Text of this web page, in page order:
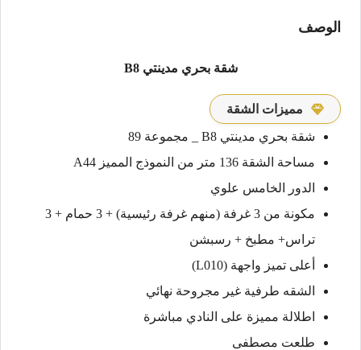
الوصف
شقة بحري مدينتي B8
مميزات الشقة
شقة بحري مدينتي B8 _ مجموعة 89
مساحة الشقة 136 متر من النموذج المميز A44
الدور الخامس علوي
مكونة من 3 غرفة (منهم غرفة رئيسية) + 3 حمام + 3
تراس+ مطبخ + رسبشن
أعلى تميز واجهة (L010)
الشقه طرفية غير مجروحة نهائي
اطلالة مميزة على النادي مباشرة
طلعت مصطفى